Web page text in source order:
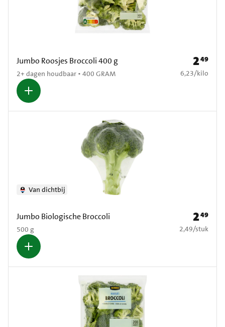
Jumbo Roosjes Broccoli 400 g
2+ dagen houdbaar • 400 GRAM
Prijs: €
249
€ 6,23 per kilo
6,23/kilo
Jumbo Biologische Broccoli
500 g
Van dichtbij
Prijs: €
249
€ 2,49 per stuk
2,49/stuk